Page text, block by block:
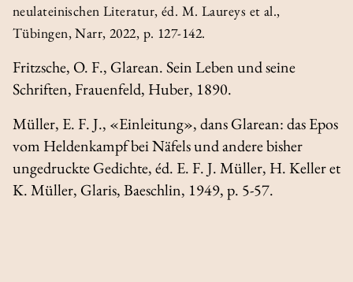
neulateinischen Literatur, éd. M. Laureys et al.,
Tübingen, Narr, 2022, p. 127-142.
Fritzsche, O. F., Glarean. Sein Leben und seine
Schriften, Frauenfeld, Huber, 1890.
Müller, E. F. J., «Einleitung», dansGlarean: das Epos
vom Heldenkampf bei Näfels und andere bisher
ungedruckte Gedichte, éd. E. F. J. Müller, H. Keller et
K. Müller, Glaris, Baeschlin, 1949, p. 5-57.